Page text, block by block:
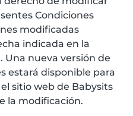
Condiciones
modificadas
indicada en la
Una nueva versión de
estará disponible para
sitio web de Babysits
la modificación.